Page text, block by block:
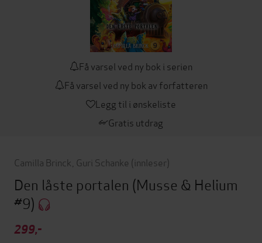
Få varsel ved ny bok i serien
Få varsel ved ny bok av forfatteren
Legg til i ønskeliste
Gratis utdrag
Camilla Brinck Guri Schanke (innleser)
Den låste portalen (Musse & Helium
#9)
299,-